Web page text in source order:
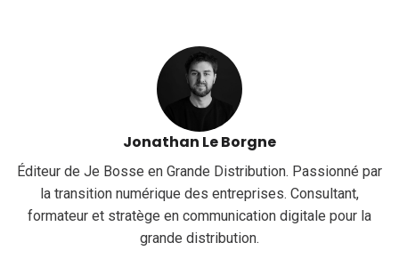
Jonathan Le Borgne
Éditeur de Je Bosse en Grande Distribution. Passionné par
la transition numérique des entreprises. Consultant,
formateur et stratège en communication digitale pour la
grande distribution.